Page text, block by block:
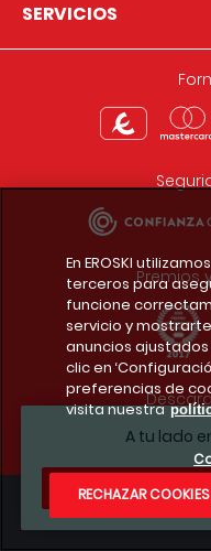
A tu lado
SERVICIOS
Premios
Condiciones
En EROSKI
terceros para
funcione
servicio y
anuncios
clic en
preferencias de
visita nuestra
RECHAZAR COOKIES